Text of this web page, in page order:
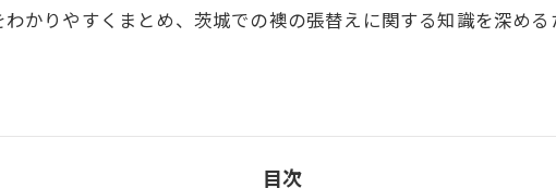
かりやすくまとめ、茨城での襖の張替えに関する知識を深め
目次